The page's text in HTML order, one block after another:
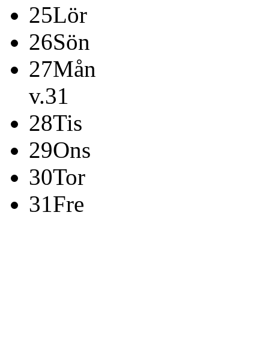
25Lör
26Sön
27Mån
v.31
28Tis
29Ons
30Tor
31Fre